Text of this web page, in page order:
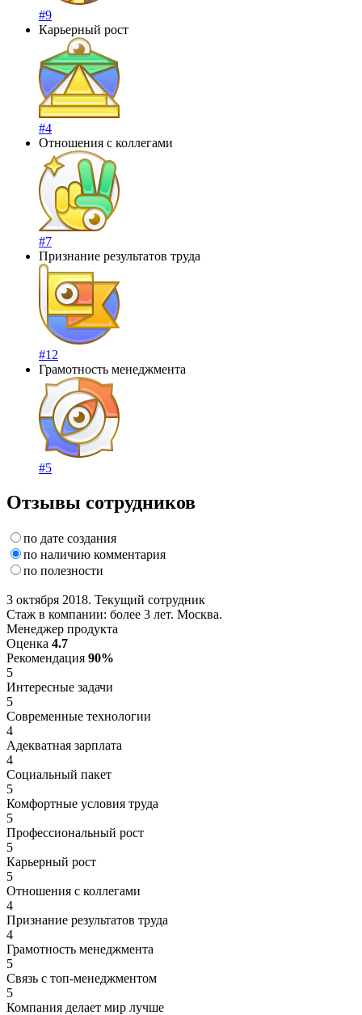
#9
Карьерный рост
#4
Отношения с коллегами
#7
Признание результатов труда
#12
Грамотность менеджмента
#5
Отзывы сотрудников
по дате создания
по наличию комментария
по полезности
3 октября 2018. Текущий сотрудник
Стаж в компании: более 3 лет. Москва.
Менеджер продукта
Оценка 4.7
Рекомендация 90%
5
Интересные задачи
5
Современные технологии
4
Адекватная зарплата
4
Социальный пакет
5
Комфортные условия труда
5
Профессиональный рост
5
Карьерный рост
5
Отношения с коллегами
4
Признание результатов труда
4
Грамотность менеджмента
5
Связь с топ-менеджментом
5
Компания делает мир лучше